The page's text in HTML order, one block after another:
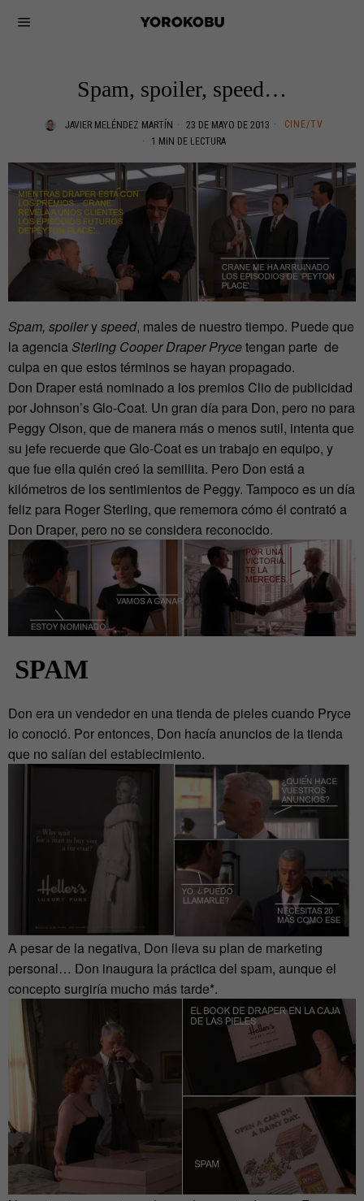
Spam, spoiler, speed…
JAVIER MELÉNDEZ MARTÍN 23 DE MAYO DE 2013
CINE/TV
1 MIN DE LECTURA
Spam, spoileryspeed, males de nuestro tiempo. Puede que
la agenciaSterling Cooper Draper Prycetengan parte de
culpa en que estos términos se hayan propagado.
Don Draper está nominado a los premios Clio de publicidad
por Johnson’s Glo-Coat. Un gran día para Don, pero no para
Peggy Olson, que de manera más o menos sutil, intenta que
su jefe recuerde que Glo-Coat es un trabajo en equipo, y
que fue ella quién creó la semillita. Pero Don está a
kilómetros de los sentimientos de Peggy. Tampoco es un día
feliz para Roger Sterling, que rememora cómo él contrató a
Don Draper, pero no se considera reconocido.
SPAM
Don era un vendedor en una tienda de pieles cuando Pryce
lo conoció. Por entonces, Don hacía anuncios de la tienda
que no salían del establecimiento.
A pesar de la negativa, Don lleva su plan de marketing
personal… Don inaugura la práctica del spam, aunque el
concepto surgiría mucho más tarde*.